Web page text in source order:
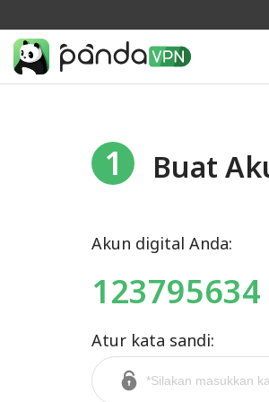
1 Buat
Akun digital Anda:
123795634
Atur kata sandi: